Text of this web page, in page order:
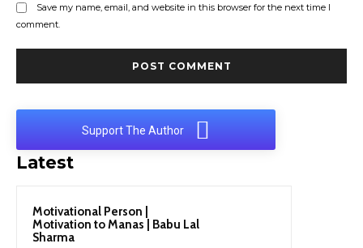
Save my name, email, and website in this browser for the next time I
comment.
Support The Author
Latest
Motivational Person |
Motivation to Manas | Babu Lal
Sharma